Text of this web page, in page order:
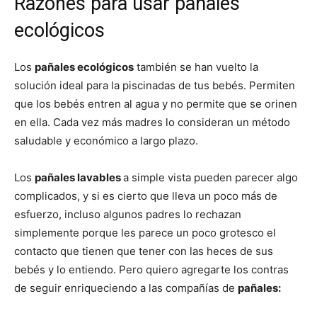
ecológicos
Los pañales ecológicos también se han vuelto la
solución ideal para la piscinadas de tus bebés. Permiten
que los bebés entren al agua y no permite que se orinen
en ella. Cada vez más madres lo consideran un método
saludable y económico a largo plazo.
Los pañales lavablesa simple vista pueden parecer algo
complicados, y si es cierto que lleva un poco más de
esfuerzo, incluso algunos padres lo rechazan
simplemente porque les parece un poco grotesco el
contacto que tienen que tener con las heces de sus
bebés y lo entiendo. Pero quiero agregarte los contras
de seguir enriqueciendo a las compañías de pañales: